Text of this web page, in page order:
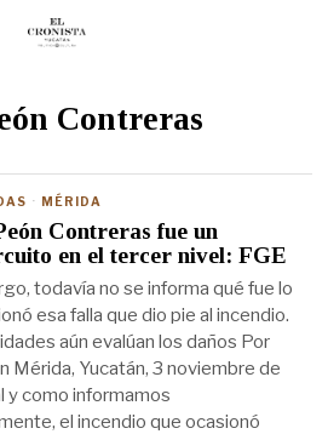
Contreras
· MÉRIDA
Contreras fue un
en el tercer nivel: FGE
todavía no se informa qué fue lo
esa falla que dio pie al incendio.
aún evalúan los daños Por
Mérida, Yucatán, 3 noviembre de
y como informamos
el incendio que ocasionó